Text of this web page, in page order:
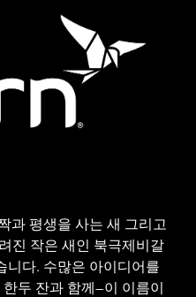
과 평생을 사는 새 그리고
진 작은 새인 북극제비갈
니다. 수많은 아이디어를
두 잔과 함께—이 이름이